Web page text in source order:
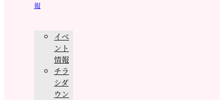
報
イベ
ント
情報
チラ
シダ
ウン